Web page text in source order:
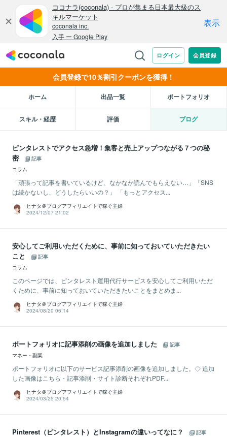
会員登録で10％割引クーポンを獲得！
ホーム 出品一覧 ポートフォリオ
スキル・経歴 評価 ブログ
ピンタレストでアクセス急増！集客と売上アップつながる７つの秘
密
記事
コラム
「頑張って記事を書いているけど、なかなか読んでもらえない…」「SNS
は続かないし、どうしたらいいの？」 「もっとアクセス...
ヒナタ＠ブログアフィリエイトで稼ぐ主婦
2024/12/07 21:02
安心してご利用いただくために、事前に知っておいていただきたい
こと
記事
コラム
このページでは、ピンタレスト運用代行サービスを安心してご利用いただ
くために、事前に知っておいていただきたいことをまとめま...
ヒナタ＠ブログアフィリエイトで稼ぐ主婦
2024/08/20 06:14
ポートフォリオに記事添削の画像を追加しました
記事
マネー・副業
ポートフォリオに以下のサービス記事添削の画像を追加しました。◇ 追加
した画像はこちら・記事添削・サイト診断それぞれPDF...
ヒナタ＠ブログアフィリエイトで稼ぐ主婦
2024/03/25 20:54
Pinterest（ピンタレスト）とInstagramの違いってなに？
記事